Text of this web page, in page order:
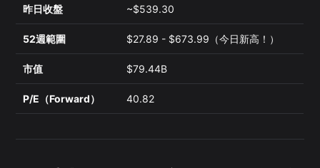
昨日收盤 ~$539.30
52週範圍 $27.89 - $673.99（今日新高！）
市值 $79.44B
P/E（Forward） 40.82